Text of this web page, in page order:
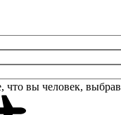
что вы человек, выбрав